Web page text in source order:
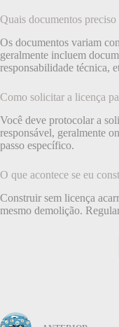
Quais documentos
Os documentos variam
geralmente incluem
responsabilidade técnica,
Como solicitar a licença
Você deve protocolar a
responsável, geralmente
passo específico.
O que acontece se eu
Construir sem licença
mesmo demolição.